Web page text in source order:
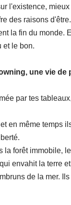
l'existence,
des raisons
la fin du monde.
et le bon.
une vie
par tes
en même temps
la forêt immobile,
envahit la terre
de la mer.